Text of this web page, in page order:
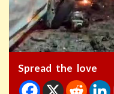
Spread the love